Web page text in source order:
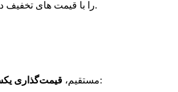
اعتبارهای تأیید شده OpenAI، Anthropic، Gemini، AWS، Azure و GCP را با قیمت های تخفیف دار خریداری کنید.
Azure OpenAI و OpenAI مستقیم، قیمت‌گذاری را برای مدل‌های یکسان دریافت می‌کنند: